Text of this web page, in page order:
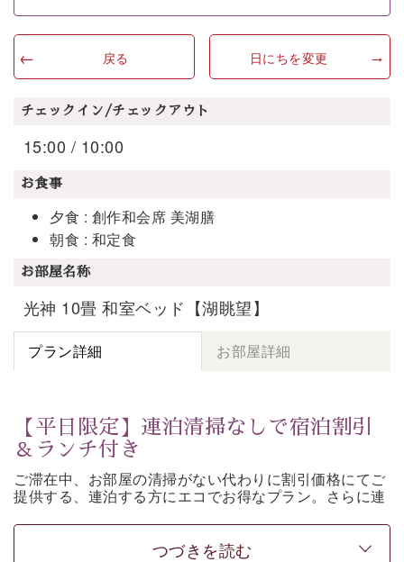
戻る 日にちを変更
チェックイン/チェックアウト
15:00 / 10:00
お食事
夕食 : 創作和会席 美湖膳
朝食 : 和定食
お部屋名称
光神 10畳 和室ベッド【湖眺望】
プラン詳細 お部屋詳細
【平日限定】連泊清掃なしで宿泊割引
＆ランチ付き
ご滞在中、お部屋の清掃がない代わりに割引価格にてご
提供する、連泊する方にエコでお得なプラン。さらに連
社参拝バス（要事前予約）などの基本サービスもご用意
つづきを読む